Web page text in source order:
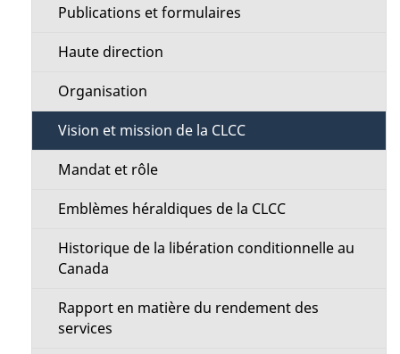
Publications et formulaires
Haute direction
Organisation
Vision et mission de la CLCC
Mandat et rôle
Emblèmes héraldiques de la CLCC
Historique de la libération conditionnelle au
Canada
Rapport en matière du rendement des
services